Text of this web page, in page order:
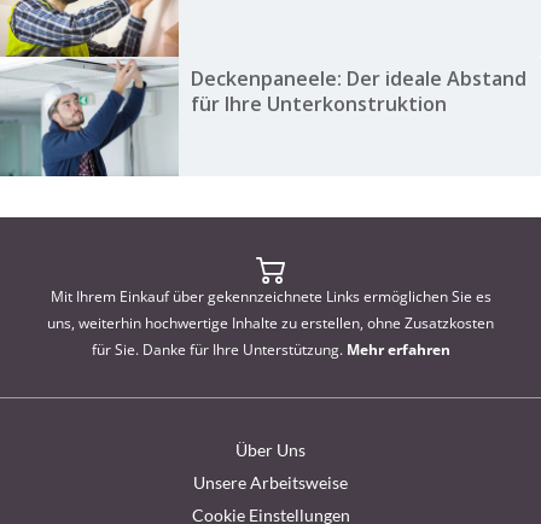
Deckenpaneele: Der ideale Abstand
für Ihre Unterkonstruktion
Mit Ihrem Einkauf über gekennzeichnete Links ermöglichen Sie es
uns, weiterhin hochwertige Inhalte zu erstellen, ohne Zusatzkosten
für Sie. Danke für Ihre Unterstützung. Mehr erfahren
Über Uns
Unsere Arbeitsweise
Cookie Einstellungen